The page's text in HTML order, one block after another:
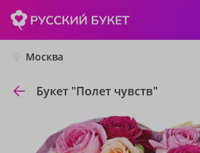
Москва
Букет "Полет чувств"